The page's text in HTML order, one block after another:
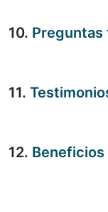
10.
11.
12.